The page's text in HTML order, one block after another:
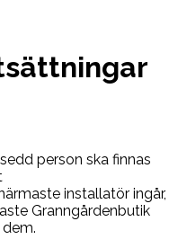
person ska finnas
installatör ingår,
Granngårdenbutik